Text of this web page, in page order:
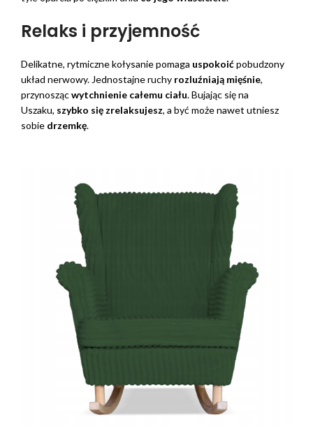
Relaks i przyjemność
Delikatne, rytmiczne kołysanie pomaga uspokoićpobudzony
układ nerwowy. Jednostajne ruchy rozluźniają mięśnie,
przynoszącwytchnienie całemu ciału. Bujając się na
Uszaku, szybko się zrelaksujesz, a być może nawet utniesz
sobie drzemkę.